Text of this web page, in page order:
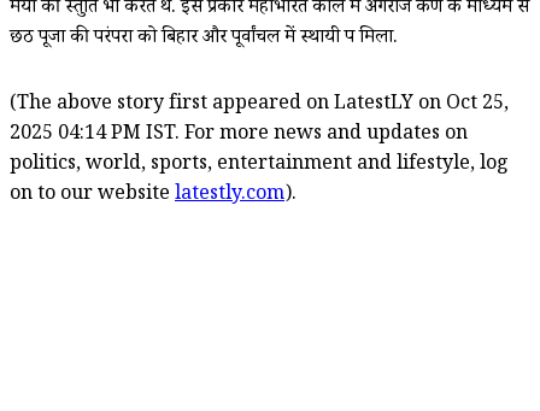
मैया की स्तुति भी करते थे. इस प्रकार महाभारत काल में अंगराज कर्ण के माध्यम से
छठ पूजा की परंपरा को बिहार और पूर्वांचल में स्थायी रूप मिला.
(The above story first appeared on LatestLY on Oct 25,
2025 04:14 PM IST. For more news and updates on
politics, world, sports, entertainment and lifestyle, log
on to our website latestly.com).